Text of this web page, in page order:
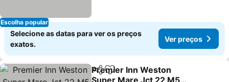
Escolha popular
Selecione as datas para ver os preços
exatos.
Ver preços
PartilharAdicionar aos favoritos
Premier Inn Weston
Super Mare Jct 22 M5